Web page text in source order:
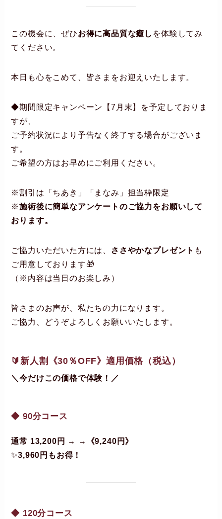
この機会に、ぜひお得に高品質な癒し を体験してみ
てください。
本日も心をこめて、皆さまをお迎えいたします。
◆期間限定キャンペーン【7月末】を予定しておりま
すが、
ご予約状況により予告なく終了する場合がございま
す。
ご希望の方はお早めにご利用ください。
※割引は「ちあき」「まなみ」担当枠限定
※施術後に簡単なアンケートのご協力をお願いして
おります。
ご協力いただいた方には、 ささやかなプレゼント も
ご用意しております🎁
（※内容は当日のお楽しみ）
皆さまのお声が、私たちの力になります。
ご協力、どうぞよろしくお願いいたします。
🔰新人割《30％OFF》適用価格（税込）
＼今だけこの価格で体験！／
◆ 90分コース
通常 13,200円 → →《9,240円》
✨3,960円もお得！
◆ 120分コース